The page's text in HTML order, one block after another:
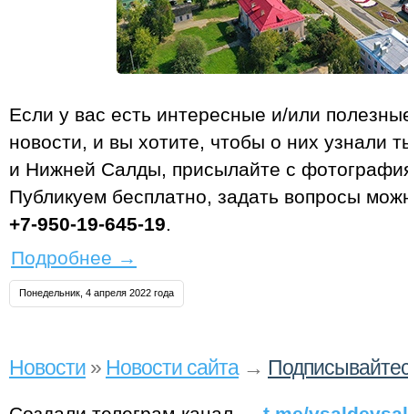
Если у вас есть интересные и/или
новости, и вы хотите, чтобы о них узнали
и Нижней Салды, присылайте с
Публикуем бесплатно, задать вопросы
+7‑950‑19‑645‑19.
Подробнее →
Понедельник, 4 апреля 2022 года
Новости » Новости сайта→